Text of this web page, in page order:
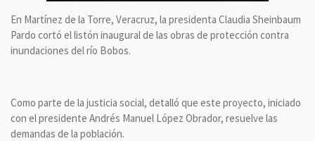
En Martínez de la Torre, Veracruz, la presidenta Claudia Sheinbaum
Pardo cortó el listón inaugural de las obras de protección contra
inundaciones del río Bobos.
Como parte de la justicia social, detalló que este proyecto, iniciado
con el presidente Andrés Manuel López Obrador, resuelve las
demandas de la población.